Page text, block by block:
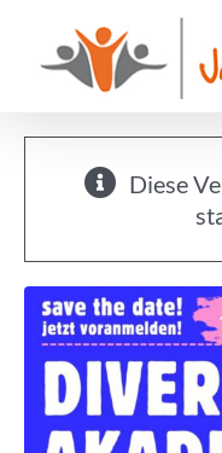
Inhalt
springen
Diese